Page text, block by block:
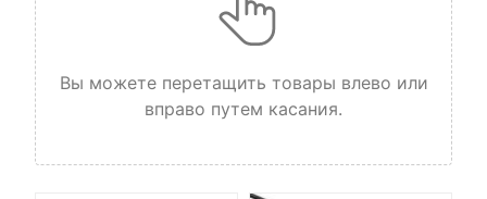
Вы можете перетащить товары влево или
вправо путем касания.